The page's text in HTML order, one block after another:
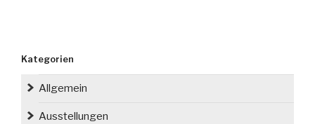
Kategorien
Allgemein
Ausstellungen